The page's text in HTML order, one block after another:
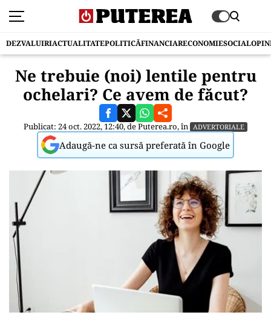
DEZVALUIRIACTUALITATEPOLITICĂFINANCIARECONOMIESOCIAL
Ne trebuie (noi) lentile pentru
ochelari? Ce avem de făcut?
Publicat: 24 oct. 2022, 12:40, dePuterea.ro, în ADVERTORIALE
Adaugă-ne ca sursă preferată în Google